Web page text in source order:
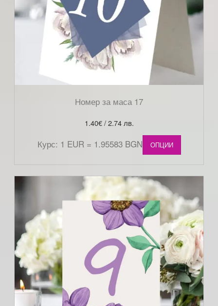
Номер за маса 17
1.40€/ 2.74 лв.
Курс: 1 EUR = 1.95583 BGN ОПЦИИ